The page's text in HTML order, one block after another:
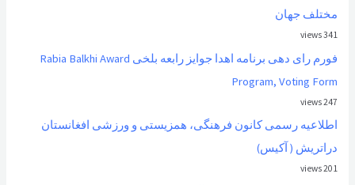
مختلف جهان
341 views
فورم رای دهی برنامه اهدا جوایز رابعه بلخی Rabia Balkhi Award
Program, Voting Form
247 views
اطلاعیه رسمی کانون فرهنگی، همزیستی و ورزشی افغانستان
دراتریش ( آکیس)
201 views